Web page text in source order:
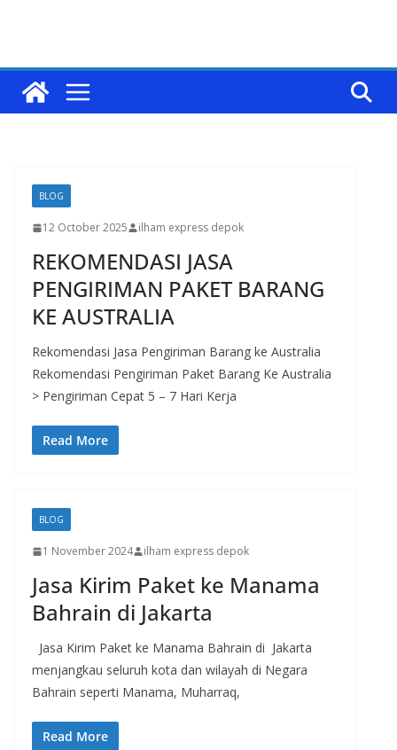
BLOG
12 October 2025 ilham express depok
REKOMENDASI JASA
PENGIRIMAN PAKET BARANG
KE AUSTRALIA
Rekomendasi Jasa Pengiriman Barang ke Australia
Rekomendasi Pengiriman Paket Barang Ke Australia
> Pengiriman Cepat 5 – 7 Hari Kerja
Read More
BLOG
1 November 2024 ilham express depok
Jasa Kirim Paket ke Manama
Bahrain di Jakarta
Jasa Kirim Paket ke Manama Bahrain di Jakarta
menjangkau seluruh kota dan wilayah di Negara
Bahrain seperti Manama, Muharraq,
Read More